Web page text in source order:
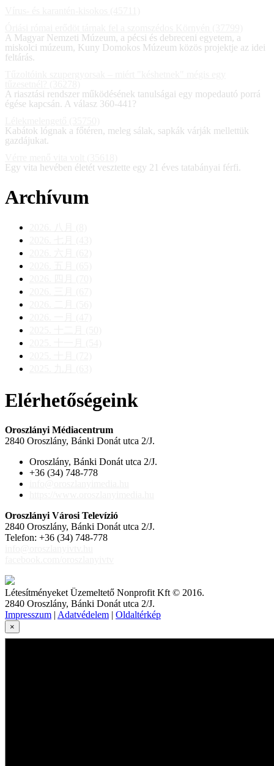
A Magyar Nemzeti Múzeum, a pécsi és debreceni egyetem, a
miskolci múzeum, Kuny Domokos Múzeum közös projektje az idei
feltárás.
A riasztási rendszer működésének tanulságai egy mopedautó porrá
égése kapcsán. A válasz 360-441?
Kabátok lógnak a főtéren, meleg sálak, sapkák várják mellettük
gazdájukat.
Egy vita hevében életét vesztette egy 21 éves tatabányai férfi.
Archívum
Elérhetőségeink
Oroszlányi Médiacentrum
2840 Oroszlány, Bánki Donát utca 2/J.
Oroszlány, Bánki Donát utca 2/J.
+36 (34) 748-778
Oroszlányi Városi Televízió
2840 Oroszlány, Bánki Donát utca 2/J.
Telefon: +36 (34) 748-778
Létesítményeket Üzemeltető Nonprofit Kft © 2016.
2840 Oroszlány, Bánki Donát utca 2/J.
Impresszum | Adatvédelem | Oldaltérkép
×